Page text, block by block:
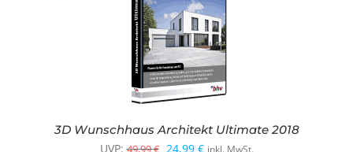
3D Wunschhaus Architekt Ultimate 2018
UVP: 49,99€ Ursprünglicher
24,99 €Aktueller
inkl. MwSt.